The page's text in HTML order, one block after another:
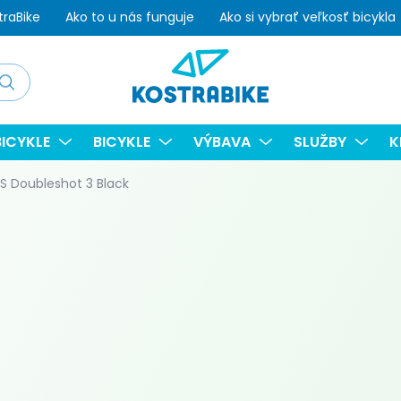
Ako to u nás funguje Ako si vybrať veľkosť bicykla
BICYKLE VÝBAVA SLUŽBY
Doubleshot 3 Black